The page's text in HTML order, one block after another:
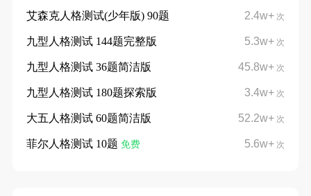
2.4w+ 次
艾森克人格测试(少年版) 90题
5.3w+ 次
九型人格测试 144题完整版
45.8w+ 次
九型人格测试 36题简洁版
3.4w+ 次
九型人格测试 180题探索版
52.2w+ 次
大五人格测试 60题简洁版
5.6w+ 次
菲尔人格测试 10题 免费